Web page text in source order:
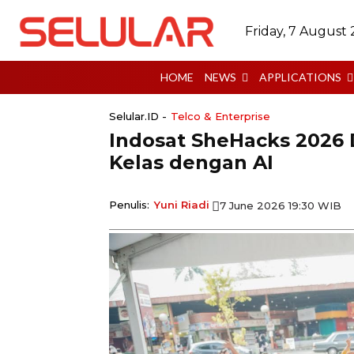
Friday, 7 August
HOME NEWS APPLICATIONS
Selular.ID - Telco & Enterprise
Indosat SheHacks
Kelas dengan AI
Penulis: Yuni Riadi 7 June 2026 19:30 WIB